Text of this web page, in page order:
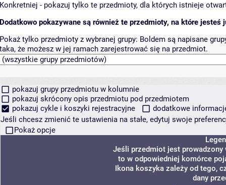
Konkretniej - pokazuj tylko te przedmioty, dla których istnieje
Dodatkowo pokazywane są również te przedmioty, na które jesteś
Pokaż tylko przedmioty z wybranej grupy: Boldem są napisane
taka, że możesz w jej ramach zarejestrować się na przedmiot.
pokazuj grupy przedmiotu w kolumnie
pokazuj skrócony opis przedmiotu pod przedmiotem
pokazuj cykle i koszyki rejestracyjne
dodatkowe
Jeśli chcesz zmienić te ustawienia na stałe, edytuj swoje
Pokaż opcje
Jeśli przedmiot jest prowadzony
to w odpowiedniej komórce
Ikona koszyka zależy od tego,
dany